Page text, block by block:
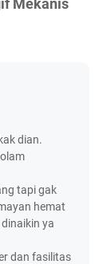
Mekanis
dian.
tapi gak
hemat
ya
dan fasilitas